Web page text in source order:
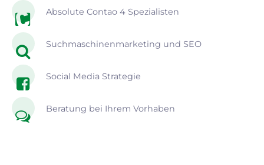
Absolute Contao 4 Spezialisten
Suchmaschinenmarketing und SEO
Social Media Strategie
Beratung bei Ihrem Vorhaben